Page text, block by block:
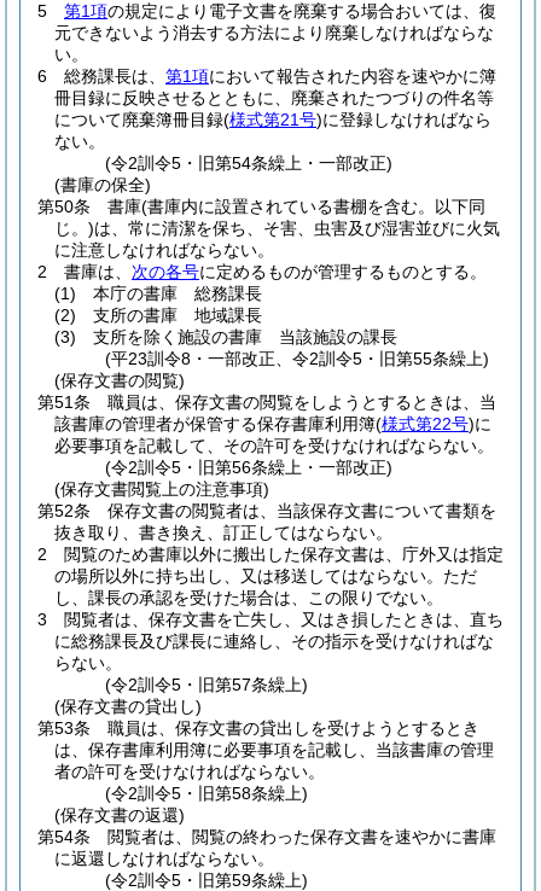
5
第1項の規定により電子文書を廃棄する場合おいては、復
元できないよう消去する方法により廃棄しなければならな
い。
6
総務課長は、 第1項において報告された内容を速やかに簿
冊目録に反映させるとともに、廃棄されたつづりの件名等
について廃棄簿冊目録(様式第21号)に登録しなければなら
ない。
(令2訓令5・旧第54条繰上・一部改正)
(書庫の保全)
第50条
書庫(書庫内に設置されている書棚を含む。以下同
じ。)は、常に清潔を保ち、そ害、虫害及び湿害並びに火気
に注意しなければならない。
2
書庫は、 次の各号に定めるものが管理するものとする。
(1)
本庁の書庫 総務課長
(2)
支所の書庫 地域課長
(3)
支所を除く施設の書庫 当該施設の課長
(平23訓令8・一部改正、令2訓令5・旧第55条繰上)
(保存文書の閲覧)
第51条
職員は、保存文書の閲覧をしようとするときは、当
該書庫の管理者が保管する保存書庫利用簿(様式第22号)に
必要事項を記載して、その許可を受けなければならない。
(令2訓令5・旧第56条繰上・一部改正)
(保存文書閲覧上の注意事項)
第52条
保存文書の閲覧者は、当該保存文書について書類を
抜き取り、書き換え、訂正してはならない。
2
閲覧のため書庫以外に搬出した保存文書は、庁外又は指定
の場所以外に持ち出し、又は移送してはならない。 ただ
し、課長の承認を受けた場合は、この限りでない。
3
閲覧者は、保存文書を亡失し、又はき損したときは、直ち
に総務課長及び課長に連絡し、その指示を受けなければな
らない。
(令2訓令5・旧第57条繰上)
(保存文書の貸出し)
第53条
職員は、保存文書の貸出しを受けようとするとき
は、保存書庫利用簿に必要事項を記載し、当該書庫の管理
者の許可を受けなければならない。
(令2訓令5・旧第58条繰上)
(保存文書の返還)
第54条
閲覧者は、閲覧の終わった保存文書を速やかに書庫
に返還しなければならない。
(令2訓令5・旧第59条繰上)